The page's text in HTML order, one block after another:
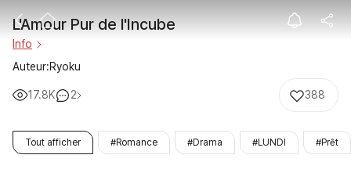
L'Amour Pur
L'Amour Pur de l'Incube
Info
Auteur:Ryoku
17.8K 2 388
Tout afficher #Romance #Drama #LUNDI #Prêt